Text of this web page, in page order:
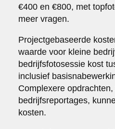
€400 en €800, met
meer vragen.
Projectgebaseerde
waarde voor kleine
bedrijfsfotosessie kost
inclusief
Complexere
bedrijfsreportages,
kosten.